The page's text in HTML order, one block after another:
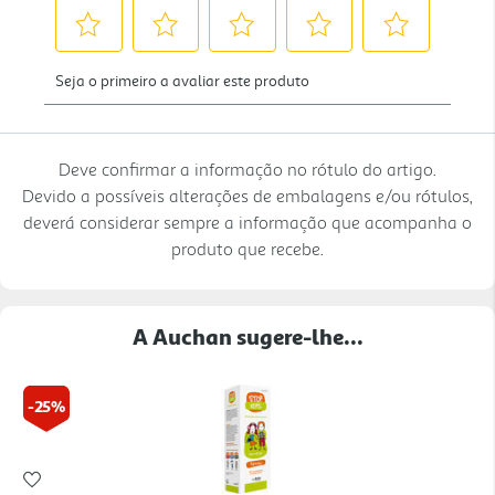
Deve confirmar a informação no rótulo do artigo.
Devido a possíveis alterações de embalagens e/ou rótulos,
deverá considerar sempre a informação que acompanha o
produto que recebe.
A Auchan sugere-lhe...
-25%